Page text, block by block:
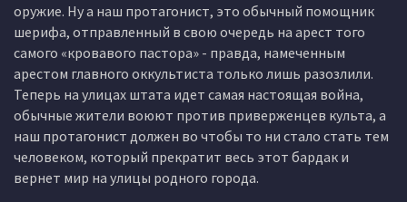
оружие. Ну а наш протагонист, это обычный помощник
шерифа, отправленный в свою очередь на арест того
самого «кровавого пастора» - правда, намеченным
арестом главного оккультиста только лишь разозлили.
Теперь на улицах штата идет самая настоящая война,
обычные жители воюют против приверженцев культа, а
наш протагонист должен во чтобы то ни стало стать тем
человеком, который прекратит весь этот бардак и
вернет мир на улицы родного города.